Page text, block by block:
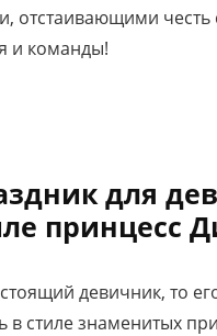
отстаивающими честь
и команды!
для
принцесс
девичник, то
в стиле знаменитых